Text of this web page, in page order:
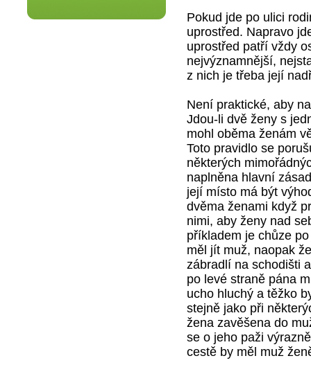
Pokud jde po ulici
uprostřed. Napravo
uprostřed patří vždy
nejvýznamnější,
z nich je třeba její
Není praktické, aby
Jdou-li dvě ženy s
mohl oběma ženám
Toto pravidlo se
některých
naplněna hlavní
její místo má být
dvěma ženami když
nimi, aby ženy nad
příkladem je chůze
měl jít muž, naopak
zábradlí na schodišti
po levé straně pána
ucho hluchý a těžko
stejně jako při
žena zavěšena do
se o jeho paži
cestě by měl muž